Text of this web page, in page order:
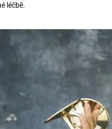
léčbě.